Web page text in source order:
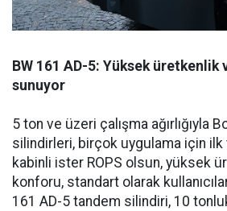
BW 161 AD-5: Yüksek üretkenlik
sunuyor
5 ton ve üzeri çalışma ağırlığıyla
silindirleri, birçok uygulama için
kabinli ister ROPS olsun, yüksek
konforu, standart olarak
161 AD-5 tandem silindiri, 10 tonluk